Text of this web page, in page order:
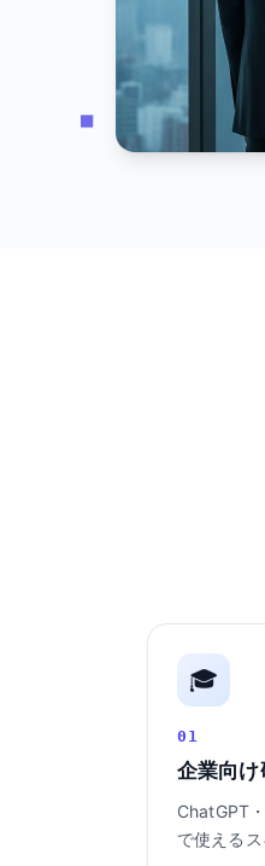
🎓
01
企業向け
ChatGPT
で使える